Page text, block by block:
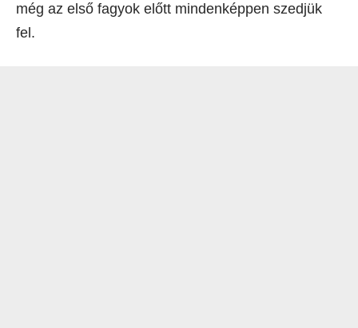
még az első fagyok előtt mindenképpen szedjük
fel.